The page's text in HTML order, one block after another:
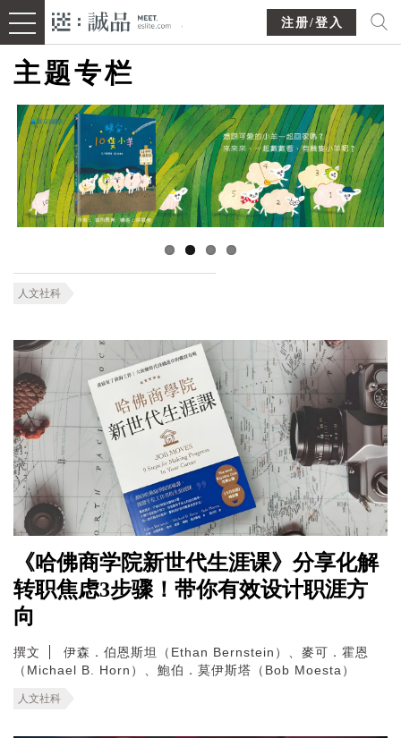
注册/登入
主题专栏
人文社科
《哈佛商学院新世代生涯课》分享化解
转职焦虑3步骤！带你有效设计职涯方
向
撰文
伊森．伯恩斯坦（Ethan Bernstein）、麥可．霍恩
（Michael B. Horn）、鮑伯．莫伊斯塔（Bob Moesta）
人文社科